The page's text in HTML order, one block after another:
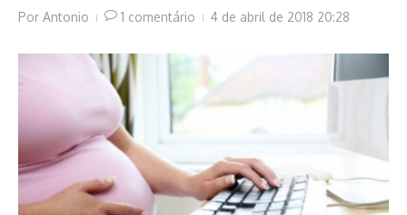
Por Antonio 1 comentário 4 de abril de 2018 20:28